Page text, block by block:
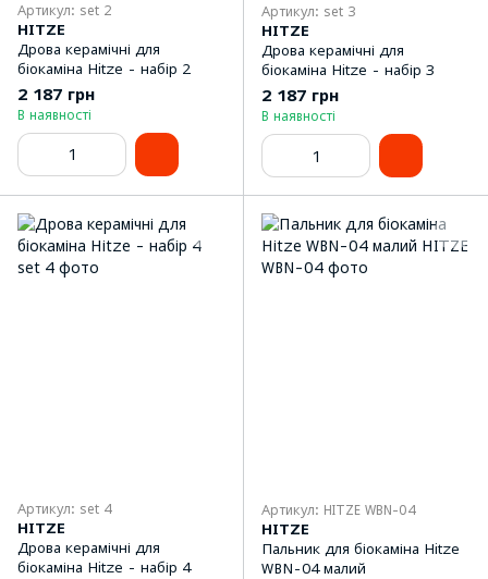
Артикул: set 2
HITZE
Дрова керамічні для
біокаміна Hitze - набір 2
2 187 грн
В наявності
Артикул: set 3
HITZE
Дрова керамічні для
біокаміна Hitze - набір 3
2 187 грн
В наявності
Артикул: set 4
HITZE
Дрова керамічні для
біокаміна Hitze - набір 4
Артикул: HITZE WBN-04
HITZE
Пальник для біокаміна Hitze
WBN-04 малий